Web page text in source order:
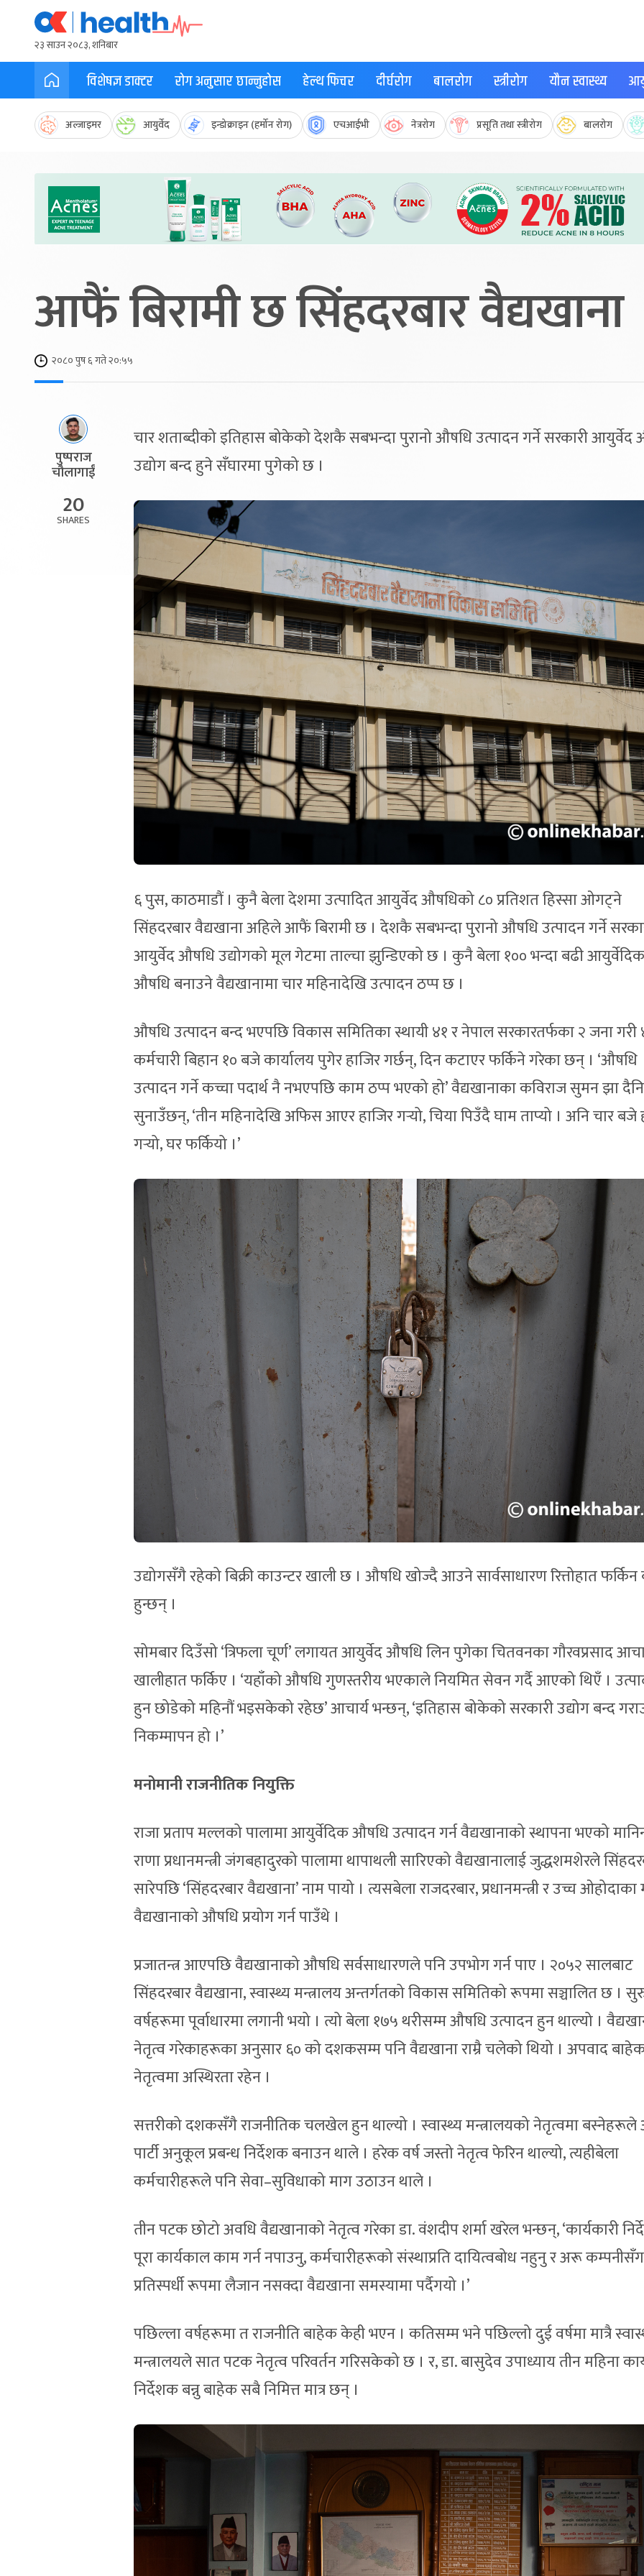
२३ साउन २०८३, शनिबार
विशेषज्ञ डाक्टर रोग अनुसार छान्नुहोस हेल्थ फिचर दीर्घरोग बालरोग स्त्रीरोग यौन स्वास्थ्य
अल्जाइमर आयुर्वेद इन्डोक्राइन (हर्मोन रोग) एचआईभी नेत्ररोग प्रसूति तथा स्त्रीरोग बालरोग
आफैं बिरामी छ सिंहदरबार वैद्यखाना
२०८० पुष ६ गते २०:५५
पुष्पराज
चौलागाईं
20
SHARES
चार शताब्दीको इतिहास बोकेको देशकै सबभन्दा पुरानो औषधि उत्पादन गर्ने सरकारी आयुर्वेद
उद्योग बन्द हुने सँघारमा पुगेको छ ।
६ पुस, काठमाडौं । कुनै बेला देशमा उत्पादित आयुर्वेद औषधिको ८० प्रतिशत हिस्सा ओगट्ने
सिंहदरबार वैद्यखाना अहिले आफैं बिरामी छ । देशकै सबभन्दा पुरानो औषधि उत्पादन गर्ने
आयुर्वेद औषधि उद्योगको मूल गेटमा ताल्चा झुन्डिएको छ । कुनै बेला १०० भन्दा बढी आयुर्वेदिक
औषधि बनाउने वैद्यखानामा चार महिनादेखि उत्पादन ठप्प छ ।
औषधि उत्पादन बन्द भएपछि विकास समितिका स्थायी ४१ र नेपाल सरकारतर्फका २ जना गरी
कर्मचारी बिहान १० बजे कार्यालय पुगेर हाजिर गर्छन्, दिन कटाएर फर्किने गरेका छन् । ‘औषधि
उत्पादन गर्ने कच्चा पदार्थ नै नभएपछि काम ठप्प भएको हो’ वैद्यखानाका कविराज सुमन झा
सुनाउँछन्, ‘तीन महिनादेखि अफिस आएर हाजिर गर्‍यो, चिया पिउँदै घाम ताप्यो । अनि चार बजे
गर्‍यो, घर फर्कियो ।’
उद्योगसँगै रहेको बिक्री काउन्टर खाली छ । औषधि खोज्दै आउने सार्वसाधारण रित्तोहात फर्किन
हुन्छन् ।
सोमबार दिउँसो ‘त्रिफला चूर्ण’ लगायत आयुर्वेद औषधि लिन पुगेका चितवनका गौरवप्रसाद
खालीहात फर्किए । ‘यहाँको औषधि गुणस्तरीय भएकाले नियमित सेवन गर्दै आएको थिएँ ।
हुन छोडेको महिनौं भइसकेको रहेछ’ आचार्य भन्छन्, ‘इतिहास बोकेको सरकारी उद्योग बन्द
निकम्मापन हो ।’
मनोमानी राजनीतिक नियुक्ति
राजा प्रताप मल्लको पालामा आयुर्वेदिक औषधि उत्पादन गर्न वैद्यखानाको स्थापना भएको
राणा प्रधानमन्त्री जंगबहादुरको पालामा थापाथली सारिएको वैद्यखानालाई जुद्धशमशेरले
सारेपछि ‘सिंहदरबार वैद्यखाना’ नाम पायो । त्यसबेला राजदरबार, प्रधानमन्त्री र उच्च ओहोदाका
वैद्यखानाको औषधि प्रयोग गर्न पाउँथे ।
प्रजातन्त्र आएपछि वैद्यखानाको औषधि सर्वसाधारणले पनि उपभोग गर्न पाए । २०५२ सालबाट
सिंहदरबार वैद्यखाना, स्वास्थ्य मन्त्रालय अन्तर्गतको विकास समितिको रूपमा सञ्चालित छ ।
वर्षहरूमा पूर्वाधारमा लगानी भयो । त्यो बेला १७५ थरीसम्म औषधि उत्पादन हुन थाल्यो ।
नेतृत्व गरेकाहरूका अनुसार ६० को दशकसम्म पनि वैद्यखाना राम्रै चलेको थियो । अपवाद
नेतृत्वमा अस्थिरता रहेन ।
सत्तरीको दशकसँगै राजनीतिक चलखेल हुन थाल्यो । स्वास्थ्य मन्त्रालयको नेतृत्वमा
पार्टी अनुकूल प्रबन्ध निर्देशक बनाउन थाले । हरेक वर्ष जस्तो नेतृत्व फेरिन थाल्यो, त्यहीबेला
कर्मचारीहरूले पनि सेवा–सुविधाको माग उठाउन थाले ।
तीन पटक छोटो अवधि वैद्यखानाको नेतृत्व गरेका डा. वंशदीप शर्मा खरेल भन्छन्, ‘कार्यकारी
पूरा कार्यकाल काम गर्न नपाउनु, कर्मचारीहरूको संस्थाप्रति दायित्वबोध नहुनु र अरू कम्पनीसँग
प्रतिस्पर्धी रूपमा लैजान नसक्दा वैद्यखाना समस्यामा पर्दैगयो ।’
पछिल्ला वर्षहरूमा त राजनीति बाहेक केही भएन । कतिसम्म भने पछिल्लो दुई वर्षमा मात्रै
मन्त्रालयले सात पटक नेतृत्व परिवर्तन गरिसकेको छ । र, डा. बासुदेव उपाध्याय तीन महिना
निर्देशक बन्नु बाहेक सबै निमित्त मात्र छन् ।